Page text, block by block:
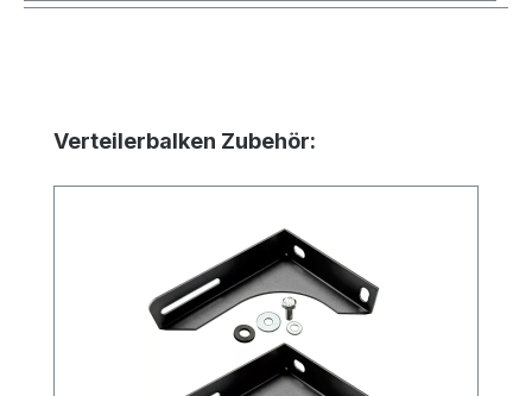
Produktgalerie überspringen
Verteilerbalken Zubehör: